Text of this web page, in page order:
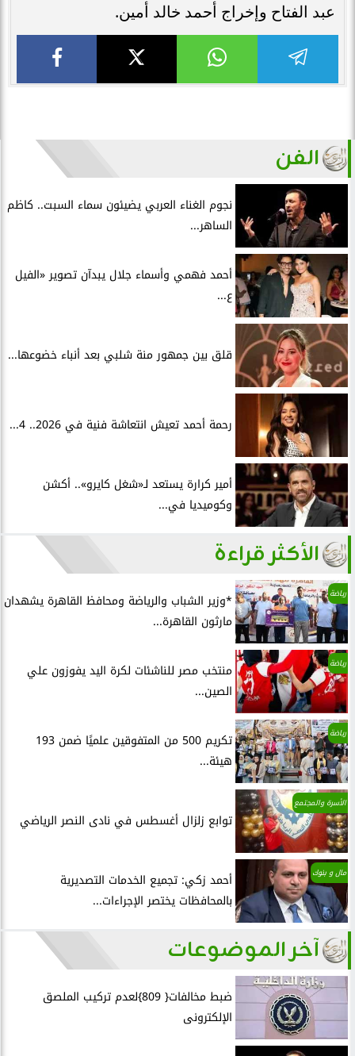
عبد الفتاح وإخراج أحمد خالد أمين.
الفن
نجوم الغناء العربي يضيئون سماء السبت.. كاظم
الساهر...
أحمد فهمي وأسماء جلال يبدآن تصوير «الفيل
ع...
قلق بين جمهور منة شلبي بعد أنباء خضوعها...
رحمة أحمد تعيش انتعاشة فنية في 2026.. 4...
أمير كرارة يستعد لـ«شغل كايرو».. أكشن
وكوميديا في...
الأكثر قراءة
رياضة
*وزير الشباب والرياضة ومحافظ القاهرة يشهدان
مارثون القاهرة...
رياضة
منتخب مصر للناشئات لكرة اليد يفوزون علي
الصين...
رياضة
تكريم 500 من المتفوقين علميًا ضمن 193
هيئة...
الأسرة والمجتمع
توابع زلزال أغسطس في نادى النصر الرياضي
مال و بنوك
أحمد زكي: تجميع الخدمات التصديرية
بالمحافظات يختصر الإجراءات...
آخر الموضوعات
ضبط مخالفات{ 809}لعدم تركيب الملصق
الإلكترونى